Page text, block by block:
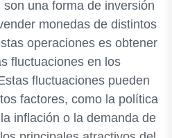
una forma de inversión
monedas de distintos
operaciones es obtener
fluctuaciones en los
fluctuaciones pueden
factores, como la política
inflación o la demanda de